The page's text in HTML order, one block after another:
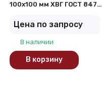
100х100 мм ХВГ ГОСТ 8479-
Цена по запросу
В наличии
В корзину